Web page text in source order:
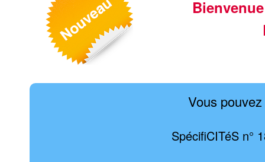
Vous
SpécifiCITéS n°